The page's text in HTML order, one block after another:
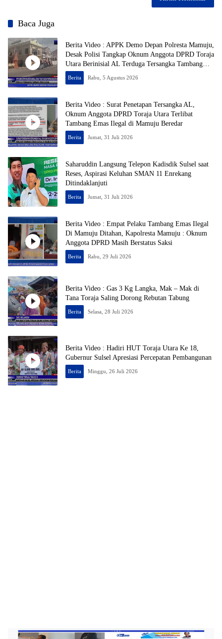
Baca Juga
Berita Video : APPK Demo Depan Polresta Mamuju,
Desak Polisi Tangkap Oknum Anggota DPRD Toraja
Utara Berinisial AL Terduga Tersangka Tambang
Emas Ilegal
Berita Rabu, 5 Agustus 2026
Berita Video : Surat Penetapan Tersangka AL,
Oknum Anggota DPRD Toraja Utara Terlibat
Tambang Emas Ilegal di Mamuju Beredar
Berita Jumat, 31 Juli 2026
Saharuddin Langsung Telepon Kadisdik Sulsel saat
Reses, Aspirasi Keluhan SMAN 11 Enrekang
Ditindaklanjuti
Berita Jumat, 31 Juli 2026
Berita Video : Empat Pelaku Tambang Emas Ilegal
Di Mamuju Ditahan, Kapolresta Mamuju : Oknum
Anggota DPRD Masih Berstatus Saksi
Berita Rabu, 29 Juli 2026
Berita Video : Gas 3 Kg Langka, Mak – Mak di
Tana Toraja Saling Dorong Rebutan Tabung
Berita Selasa, 28 Juli 2026
Berita Video : Hadiri HUT Toraja Utara Ke 18,
Gubernur Sulsel Apresiasi Percepatan Pembangunan
Berita Minggu, 26 Juli 2026